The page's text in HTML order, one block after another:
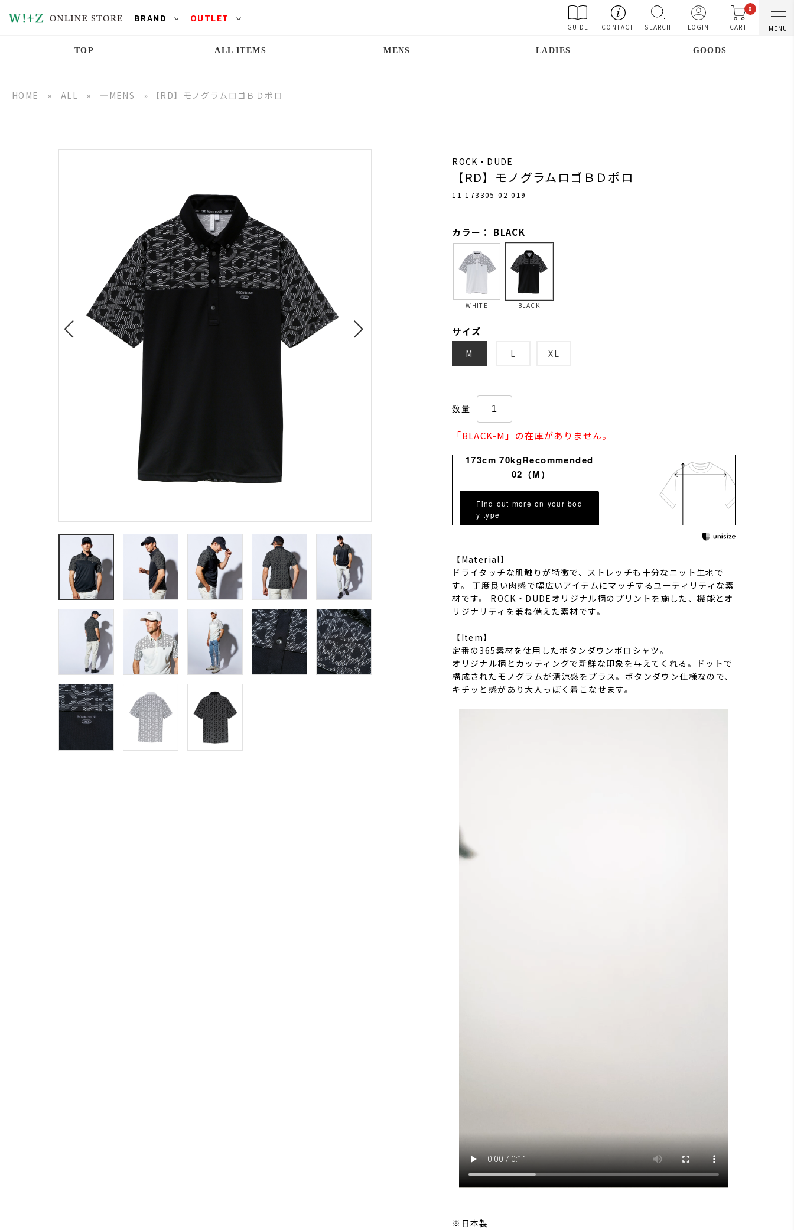
BRAND OUTLET
GUIDE CONTACT SEARCH LOGIN
0
CART MENU
TOP ALL ITEMS MENS LADIES GOODS
HOME » ALL » ―MENS » 【RD】モノグラムロゴＢＤポロ
ROCK・DUDE
【RD】モノグラムロゴＢＤポロ
11-173305-02-019
カラー： BLACK
WHITE BLACK
サイズ
M L XL
数量
「BLACK-M」の在庫がありません。
173cm 70kgRecommended
02（M）
Find out more on your bod
y type
【Material】
ドライタッチな肌触りが特徴で、ストレッチも十分なニット生地で
す。 丁度良い肉感で幅広いアイテムにマッチするユーティリティな素
材です。 ROCK・DUDEオリジナル柄のプリントを施した、機能とオ
リジナリティを兼ね備えた素材です。
【Item】
定番の365素材を使用したボタンダウンポロシャツ。
オリジナル柄とカッティングで新鮮な印象を与えてくれる。ドットで
構成されたモノグラムが清涼感をプラス。ボタンダウン仕様なので、
キチッと感があり大人っぽく着こなせます。
※日本製